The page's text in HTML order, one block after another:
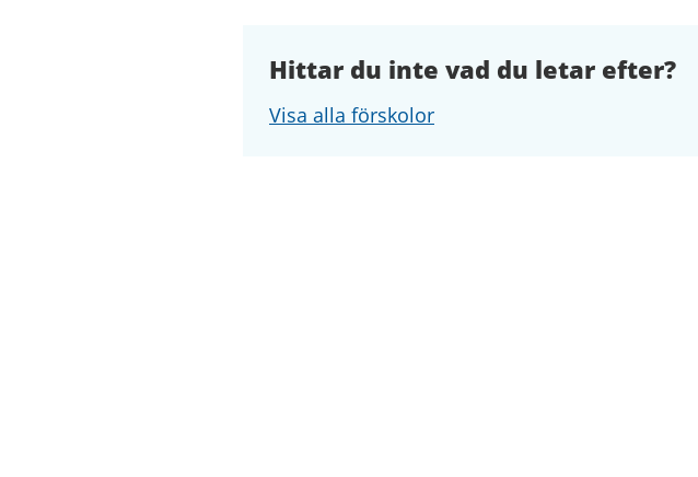
Hittar du inte vad du letar efter?
Visa alla förskolor